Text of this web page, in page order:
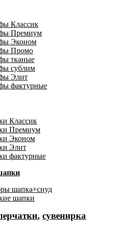
Классик
Премиум
Эконом
Промо
тканые
сублим
Элит
фактурные
Классик
Премиум
Эконом
Элит
фактурные
шапка+снуд
шапки
, сувенирка